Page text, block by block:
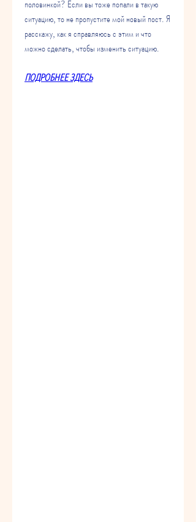
половинкой? Если вы тоже попали в такую
ситуацию, то не пропустите мой новый пост. Я
расскажу, как я справляюсь с этим и что
можно сделать, чтобы изменить ситуацию.
ПОДРОБНЕЕ ЗДЕСЬ